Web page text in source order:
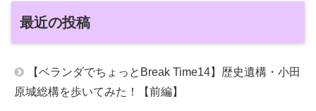
最近の投稿
【ベランダでちょっとBreak Time14】歴史遺構・小田
原城総構を歩いてみた！【前編】